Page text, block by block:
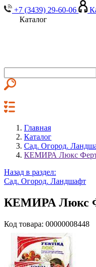
+7 (3439) 29-60-06
Каталог
Главная
Каталог
Сад. Огород.
КЕМИРА Люкс
Назад в раздел:
Сад. Огород. Ландшафт
КЕМИРА Люкс
Код товара: 00000008448